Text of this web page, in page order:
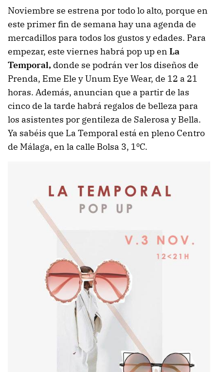
Noviembre se estrena por todo lo alto, porque en
este primer fin de semana hay una agenda de
mercadillos para todos los gustos y edades. Para
empezar, este viernes habrá pop up en La
Temporal, donde se podrán ver los diseños de
Prenda, Eme Ele y Unum Eye Wear, de 12 a 21
horas. Además, anuncian que a partir de las
cinco de la tarde habrá regalos de belleza para
los asistentes por gentileza de Salerosa y Bella.
Ya sabéis que La Temporal está en pleno Centro
de Málaga, en la calle Bolsa 3, 1ºC.